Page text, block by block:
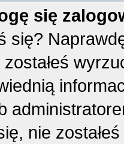
się
się?
nie